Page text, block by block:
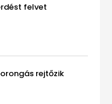
felvet
rejtőzik